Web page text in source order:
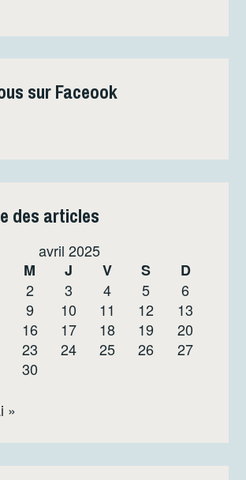
sur Faceook
des articles
avril 2025
M J V S
D
2 3 4 5
6
9 10 11 12
13
16 17 18 19
20
23 24 25 26
27
30
»